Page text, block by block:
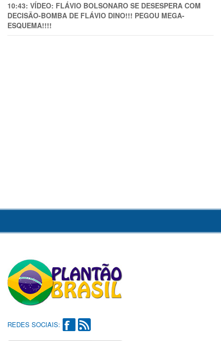
10:43: VÍDEO: FLÁVIO BOLSONARO SE DESESPERA COM
DECISÃO-BOMBA DE FLÁVIO DINO!!! PEGOU MEGA-
ESQUEMA!!!!
REDES SOCIAIS: